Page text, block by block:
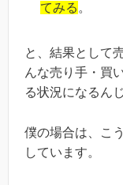
てみる 。
と、結果として
んな売り手・買
る状況になるん
僕の場合は、こ
しています。